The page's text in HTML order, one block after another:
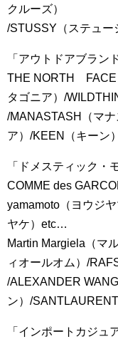
クルーズ）
/STUSSY（ステュ
「アウトドアブランド
THE NORTH FACE
タゴニア）/
/MANASTASH（マ
ア）/KEEN（キーン
「ドメスティック・
COMME des
yamamoto（ヨウジ
ヤケ）etc…
Martin Margiela（マ
ィオールオム）/
/ALEXANDER
ン）/
「インポートカジュ